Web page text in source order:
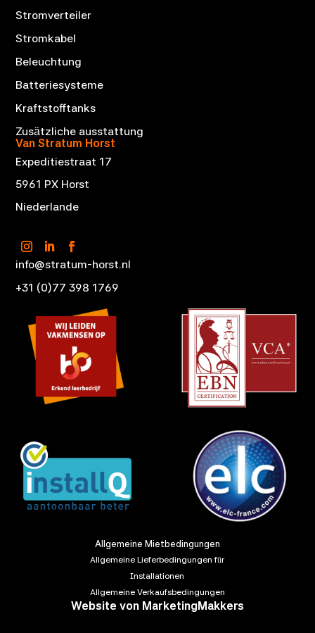
Stromverteiler
Stromkabel
Beleuchtung
Batteriesysteme
Kraftstofftanks
Zusätzliche ausstattung
Van Stratum Horst
Expeditiestraat 17
5961 PX Horst
Niederlande
info@stratum-horst.nl
+31 (0)77 398 1769
Allgemeine Mietbedingungen
Allgemeine Lieferbedingungen für
Installationen
Allgemeine Verkaufsbedingungen
Website von MarketingMakkers